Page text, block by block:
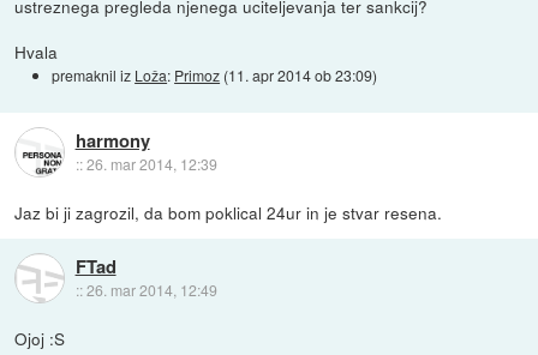
ustreznega pregleda njenega uciteljevanja ter sankcij?
Hvala
premaknil iz Loža: Primoz (11. apr 2014 ob 23:09)
harmony
::26. mar 2014, 12:39
Jaz bi ji zagrozil, da bom poklical 24ur in je stvar resena.
FTad
::26. mar 2014, 12:49
Ojoj :S